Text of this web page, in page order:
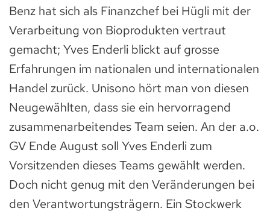
Benz hat sich als Finanzchef bei Hügli mit der
Verarbeitung von Bioprodukten vertraut
gemacht; Yves Enderli blickt auf grosse
Erfahrungen im nationalen und internationalen
Handel zurück. Unisono hört man von diesen
Neugewählten, dass sie ein hervorragend
zusammenarbeitendes Team seien. An der a.o.
GV Ende August soll Yves Enderli zum
Vorsitzenden dieses Teams gewählt werden.
Doch nicht genug mit den Veränderungen bei
den Verantwortungsträgern. Ein Stockwerk